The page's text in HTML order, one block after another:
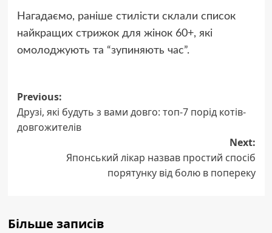
Нагадаємо, раніше стилісти склали список
найкращих стрижок для жінок 60+, які
омолоджують та “зупиняють час”.
Post
navigation
Previous:
Друзі, які будуть з вами довго: топ-7 порід котів-
довгожителів
Next:
Японський лікар назвав простий спосіб
порятунку від болю в попереку
Більше записів